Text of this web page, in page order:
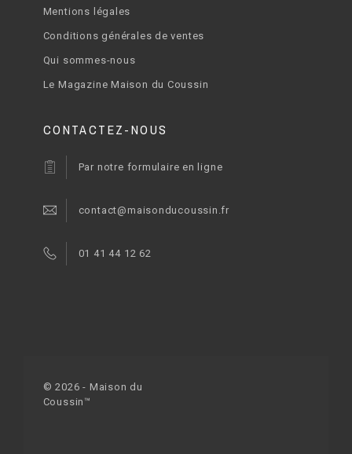
Mentions légales
Conditions générales de ventes
Qui sommes-nous
Le Magazine Maison du Coussin
CONTACTEZ-NOUS
Par notre formulaire en ligne
contact@maisonducoussin.fr
01 41 44 12 62
© 2026 - Maison du
Coussin™